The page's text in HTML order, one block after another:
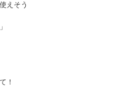
えそう
！